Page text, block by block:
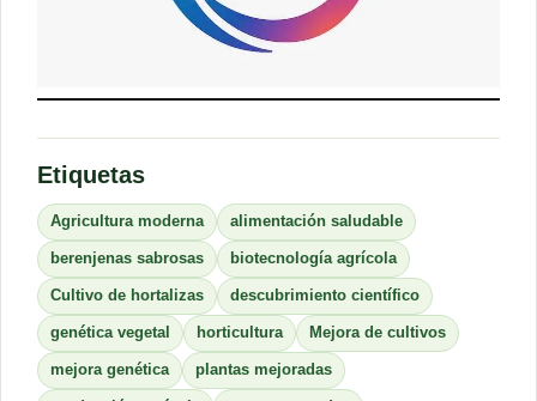
Etiquetas
Agricultura moderna alimentación saludable
berenjenas sabrosas biotecnología agrícola
Cultivo de hortalizas descubrimiento científico
genética vegetal horticultura Mejora de cultivos
mejora genética plantas mejoradas